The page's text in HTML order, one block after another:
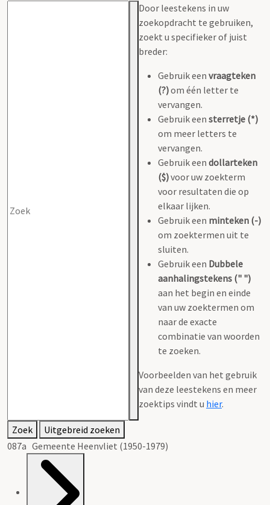
Door leestekens in uw
zoekopdracht te gebruiken,
zoekt u specifieker of juist
breder:
Gebruik een vraagteken
(?)om één letter te
vervangen.
Gebruik een sterretje (*)
om meer letters te
vervangen.
Gebruik een dollarteken
($)voor uw zoekterm
voor resultaten die op
elkaar lijken.
Gebruik een minteken (-)
om zoektermen uit te
sluiten.
Gebruik een Dubbele
aanhalingstekens (" ")
aan het begin en einde
van uw zoektermen om
naar de exacte
combinatie van woorden
te zoeken.
Voorbeelden van het gebruik
van deze leestekens en meer
zoektips vindt u hier.
Zoek
Uitgebreid zoeken
087a Gemeente Heenvliet (1950-1979)